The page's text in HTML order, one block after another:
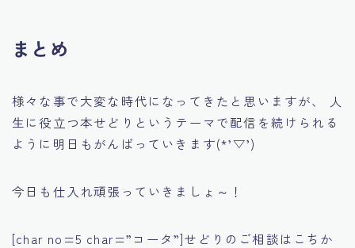
まとめ
様々な事で大変な時代になってきたと思いますが、 人
生に役立つ本せどりというテーマで配信を続けられる
ように明日もがんばっていきます(*’▽’)
今日も仕入れ頑張っていきましょ～！
[char no=5 char=”コータ”]せどりのご相談はこちか